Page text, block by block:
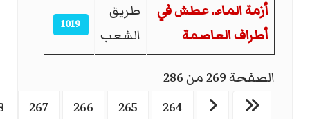
أزمة الماء.. عطش في
أطراف العاصمة
طريق
الشعب
1019
الصفحة 269 من 286
264
265
266
267